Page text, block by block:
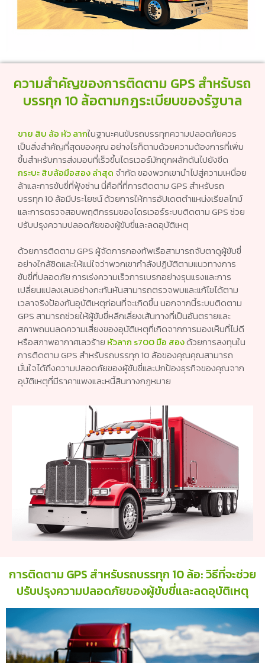
ความสำคัญของการติดตาม GPS สำหรับรถ
บรรทุก 10 ล้อตามกฎระเบียบของรัฐบาล
ขาย สิบ ล้อ หัว ลากในฐานะคนขับรถบรรทุกความปลอดภัยควร
เป็นสิ่งสำคัญที่สุดของคุณ อย่างไรก็ตามด้วยความต้องการที่เพิ่ม
ขึ้นสำหรับการส่งมอบที่เร็วขึ้นไดรเวอร์มักถูกผลักดันไปยังขีด
กระบะ สิบล้อมือสอง ล่าสุด จำกัด ของพวกเขานำไปสู่ความเหนื่อย
ล้าและการขับขี่ที่ฟุ้งซ่าน นี่คือที่ที่การติดตาม GPS สำหรับรถ
บรรทุก 10 ล้อมีประโยชน์ ด้วยการให้การอัปเดตตำแหน่งเรียลไทม์
และการตรวจสอบพฤติกรรมของไดรเวอร์ระบบติดตาม GPS ช่วย
ปรับปรุงความปลอดภัยของผู้ขับขี่และลดอุบัติเหตุ
ด้วยการติดตาม GPS ผู้จัดการกองทัพเรือสามารถจับตาดูผู้ขับขี่
อย่างใกล้ชิดและให้แน่ใจว่าพวกเขากำลังปฏิบัติตามแนวทางการ
ขับขี่ที่ปลอดภัย การเร่งความเร็วการเบรกอย่างรุนแรงและการ
เปลี่ยนแปลงเลนอย่างกะทันหันสามารถตรวจพบและแก้ไขได้ตาม
เวลาจริงป้องกันอุบัติเหตุก่อนที่จะเกิดขึ้น นอกจากนี้ระบบติดตาม
GPS สามารถช่วยให้ผู้ขับขี่หลีกเลี่ยงเส้นทางที่เป็นอันตรายและ
สภาพถนนลดความเสี่ยงของอุบัติเหตุที่เกิดจากการมองเห็นที่ไม่ดี
หรือสภาพอากาศเลวร้าย หัวลาก s700 มือ สองด้วยการลงทุนใน
การติดตาม GPS สำหรับรถบรรทุก 10 ล้อของคุณคุณสามารถ
มั่นใจได้ถึงความปลอดภัยของผู้ขับขี่และปกป้องธุรกิจของคุณจาก
อุบัติเหตุที่มีราคาแพงและหนี้สินทางกฎหมาย
การติดตาม GPS สำหรับรถบรรทุก 10 ล้อ: วิธีที่จะช่วย
ปรับปรุงความปลอดภัยของผู้ขับขี่และลดอุบัติเหตุ